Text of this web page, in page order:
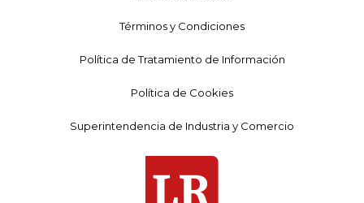
Términos y Condiciones
Política de Tratamiento de Información
Política de Cookies
Superintendencia de Industria y Comercio